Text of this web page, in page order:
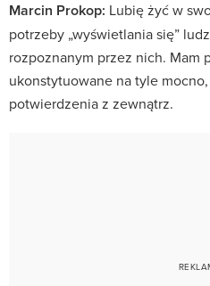
Marcin Prokop: Lubię żyć w
potrzeby „wyświetlania się”
rozpoznanym przez nich. Mam
ukonstytuowane na tyle
potwierdzenia z zewnątrz.